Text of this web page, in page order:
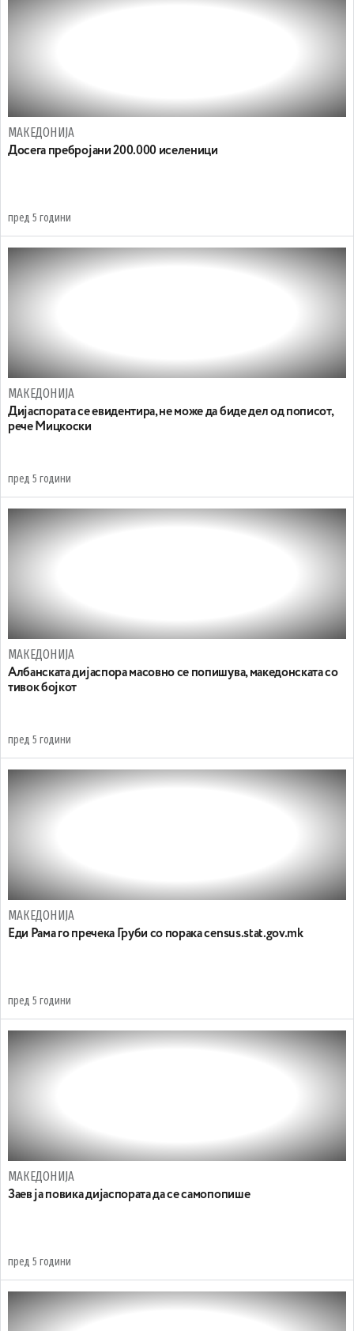
МАКЕДОНИЈА
Досега пребројани 200.000 иселеници
пред 5 години
МАКЕДОНИЈА
Дијаспората се евидентира, не може да биде дел од пописот,
рече Мицкоски
пред 5 години
МАКЕДОНИЈА
Албанската дијаспора масовно се попишува, македонската со
тивок бојкот
пред 5 години
МАКЕДОНИЈА
Еди Рама го пречека Груби со порака census.stat.gov.mk
пред 5 години
МАКЕДОНИЈА
Заев ја повика дијаспората да се самопопише
пред 5 години